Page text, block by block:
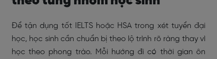
Để tận dụng tốt IELTS hoặc HSA trong xét tuyển đại
học, học sinh cần chuẩn bị theo lộ trình rõ ràng thay vì
học theo phong trào. Mỗi hướng đi có thời gian ôn